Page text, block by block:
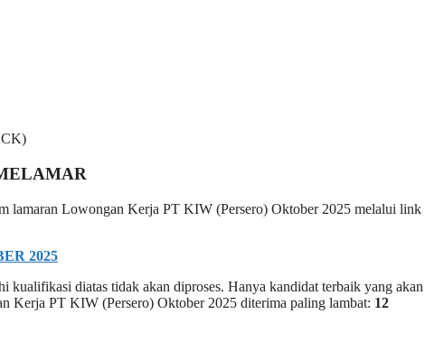
lamaran Lowongan Kerja PT KIW (Persero) Oktober 2025 melalui link
2025
diatas tidak akan diproses. Hanya kandidat terbaik yang akan
Kerja PT KIW (Persero) Oktober 2025 diterima paling lambat: 12